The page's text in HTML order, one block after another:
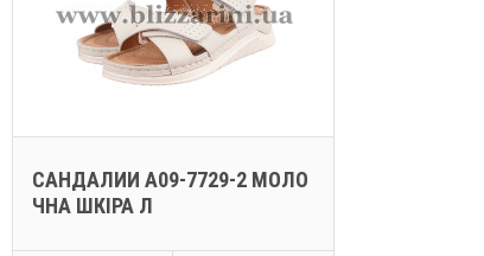
САНДАЛИИ A09-7729-2 МОЛО
ЧНА ШКІРА Л